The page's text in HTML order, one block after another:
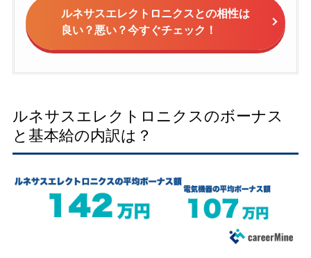
ルネサスエレクトロニクスとの相性は
良い？悪い？今すぐチェック！
ルネサスエレクトロニクスのボーナス
と基本給の内訳は？